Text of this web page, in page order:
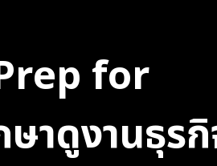
for
ดูงานธุรกิ